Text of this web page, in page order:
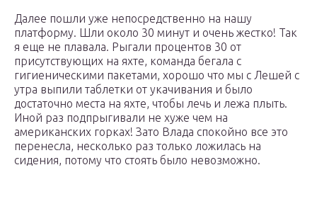
Далее пошли уже непосредственно на нашу
платформу. Шли около 30 минут и очень жестко! Так
я еще не плавала. Рыгали процентов 30 от
присутствующих на яхте, команда бегала с
гигиеническими пакетами, хорошо что мы с Лешей с
утра выпили таблетки от укачивания и было
достаточно места на яхте, чтобы лечь и лежа плыть.
Иной раз подпрыгивали не хуже чем на
американских горках! Зато Влада спокойно все это
перенесла, несколько раз только ложилась на
сидения, потому что стоять было невозможно.